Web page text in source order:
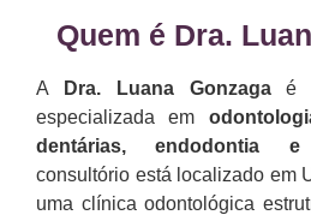
Quem é Dra.
A Dra. Luana Gonzagaé
especializada em
dentárias, endodontia e
consultório está localizado em
uma clínica odontológica